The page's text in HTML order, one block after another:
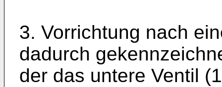
3. Vorrichtung nach
dadurch
der das untere Ventil